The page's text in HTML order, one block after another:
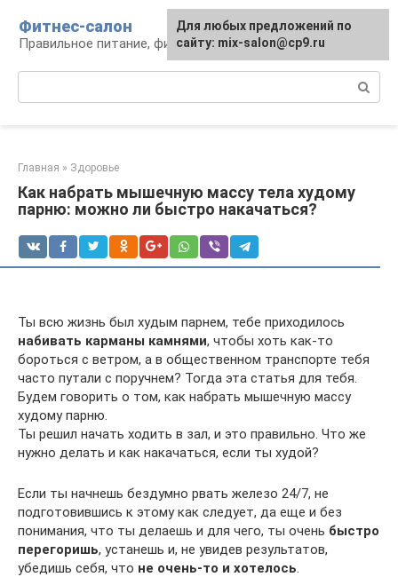
контенту
Фитнес-салон
Правильное питание, фитнес, образ жизни
Главная » Здоровье
Как набрать мышечную массу тела худому
парню: можно ли быстро накачаться?
Ты всю жизнь был худым парнем, тебе приходилось
набивать карманы камнями, чтобы хоть как-то
бороться с ветром, а в общественном транспорте тебя
часто путали с поручнем? Тогда эта статья для тебя.
Будем говорить о том, как набрать мышечную массу
худому парню.
Ты решил начать ходить в зал, и это правильно. Что же
нужно делать и как накачаться, если ты худой?
Если ты начнешь бездумно рвать железо 24/7, не
подготовившись к этому как следует, да еще и без
понимания, что ты делаешь и для чего, ты очень быстро
перегоришь, устанешь и, не увидев результатов,
убедишь себя, что не очень-то и хотелось.
Для любых предложений по
сайту: mix-salon@cp9.ru